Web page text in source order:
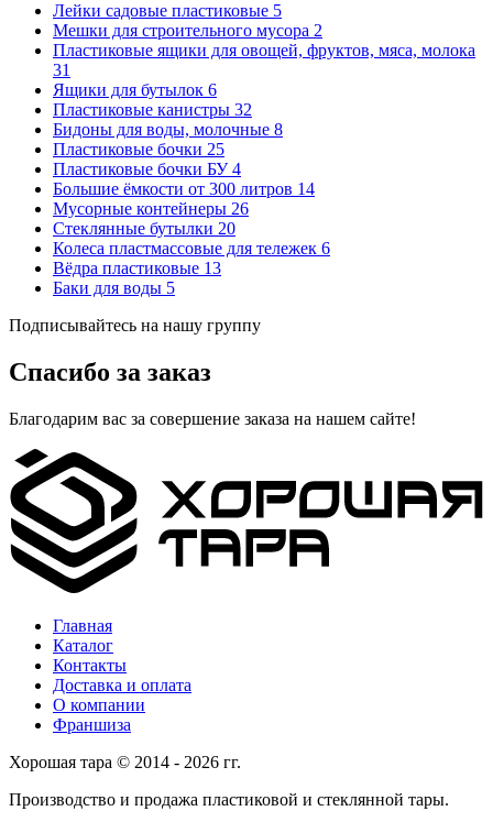
Лейки садовые пластиковые 5
Мешки для строительного мусора 2
Пластиковые ящики для овощей, фруктов, мяса, молока
31
Ящики для бутылок 6
Пластиковые канистры 32
Бидоны для воды, молочные 8
Пластиковые бочки 25
Пластиковые бочки БУ4
Большие ёмкости от 300 литров 14
Мусорные контейнеры 26
Стеклянные бутылки 20
Колеса пластмассовые для тележек 6
Вёдра пластиковые 13
Баки для воды 5
Подписывайтесь на нашу группу
Спасибо за заказ
Благодарим вас за совершение заказа на нашем сайте!
Главная
Каталог
Контакты
Доставка и оплата
О компании
Франшиза
Хорошая тара © 2014 - 2026 гг.
Производство и продажа пластиковой и стеклянной тары.